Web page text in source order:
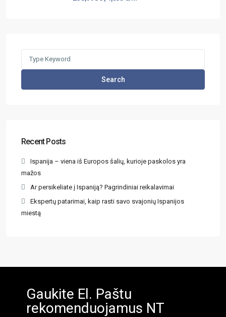
Search
Recent Posts
Ispanija – viena iš Europos šalių, kurioje paskolos yra
mažos
Ar persikeliate į Ispaniją? Pagrindiniai reikalavimai
Ekspertų patarimai, kaip rasti savo svajonių Ispanijos
miestą
Gaukite El. Paštu
rekomenduojamus NT